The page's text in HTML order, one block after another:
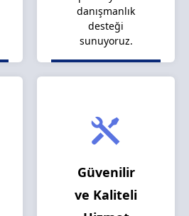
danışmanlık
desteği
sunuyoruz.
Güvenilir
ve Kaliteli